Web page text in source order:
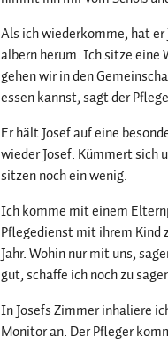
Als ich wiederkomme, hat er
albern herum. Ich sitze eine
gehen wir in den
essen kannst, sagt der
Er hält Josef auf eine
wieder Josef. Kümmert sich
sitzen noch ein wenig.
Ich komme mit einem
Pflegedienst mit ihrem Kind
Jahr. Wohin nur mit uns,
gut, schaffe ich noch zu
In Josefs Zimmer inhaliere
Monitor an. Der Pfleger